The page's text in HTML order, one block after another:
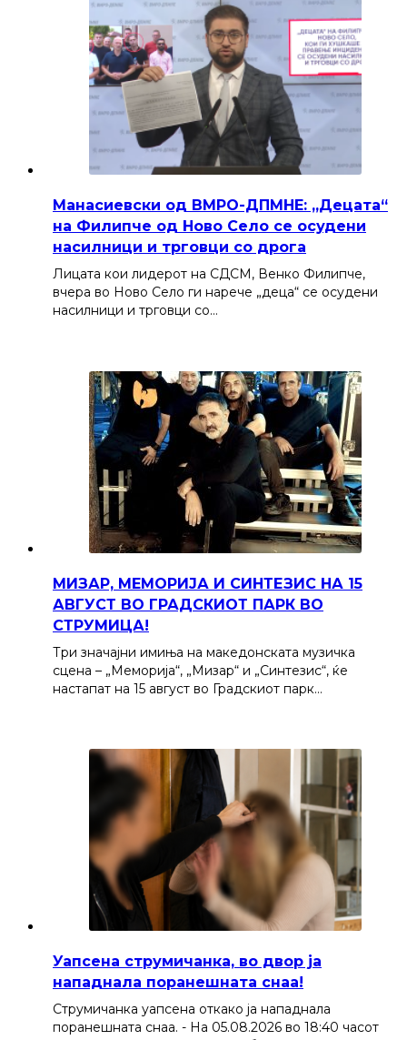
Манасиевски од ВМРО-ДПМНЕ: „Децата“
на Филипче од Ново Село се осудени
насилници и трговци со дрога
Лицата кои лидерот на СДСМ, Венко Филипче,
вчера во Ново Село ги нарече „деца“ се осудени
насилници и трговци со…
МИЗАР, МЕМОРИЈА И СИНТЕЗИС НА 15
АВГУСТ ВО ГРАДСКИОТ ПАРК ВО
СТРУМИЦА!
Три значајни имиња на македонската музичка
сцена – „Меморија“, „Мизар“ и „Синтезис“, ќе
настапат на 15 август во Градскиот парк…
Уапсена струмичанка, во двор ја
нападнала поранешната снаа!
Струмичанка уапсена откако ја нападнала
поранешната снаа. - На 05.08.2026 во 18:40 часот